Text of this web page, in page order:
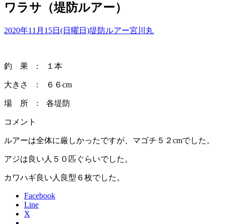
ワラサ（堤防ルアー）
2020年11月15日(日曜日)堤防ルアー宮川丸
釣 果 : １本
大きさ : ６６cm
場 所 : 各堤防
コメント
ルアーは全体に厳しかったですが、マゴチ５２cmでした。
アジは良い人５０匹ぐらいでした。
カワハギ良い人良型６枚でした。
Facebook
Line
X